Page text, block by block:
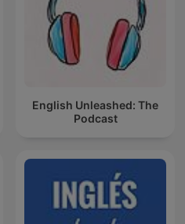
English Unleashed: The
Podcast